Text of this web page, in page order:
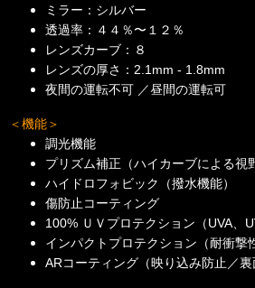
ミラー：シルバー
透過率：４４％〜１２％
レンズカーブ：８
レンズの厚さ：2.1mm - 1.8mm
夜間の運転不可 ／昼間の運転可
＜機能＞
調光機能
プリズム補正（ハイカーブによる視
ハイドロフォビック（撥水機能）
傷防止コーティング
100% ＵＶプロテクション（UVA、
インパクトプロテクション（耐衝撃
ARコーティング（映り込み防止／裏